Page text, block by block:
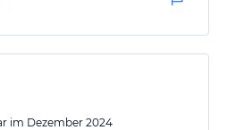
im Dezember 2024